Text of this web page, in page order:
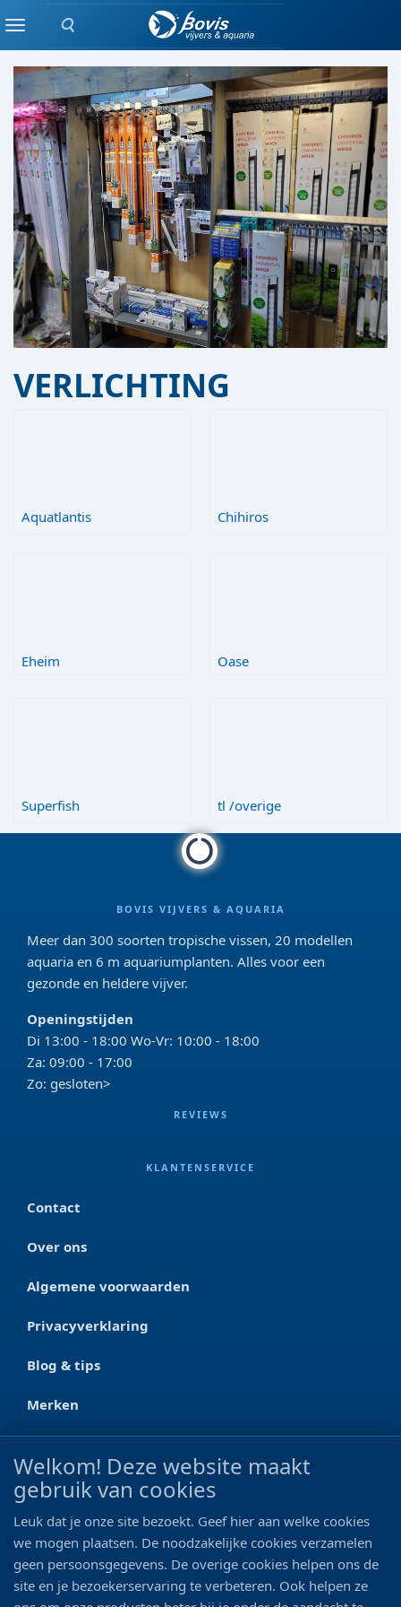
Zoeken
MenuAQUARIUM AFDELING
VERLICHTING
Aquatlantis Chihiros
Eheim Oase
Superfish tl /overige
BOVIS VIJVERS & AQUARIA
Meer dan 300 soorten tropische vissen, 20 modellen
aquaria en 6 m aquariumplanten. Alles voor een
gezonde en heldere vijver.
Openingstijden
Di 13:00 - 18:00 Wo-Vr: 10:00 - 18:00
Za: 09:00 - 17:00
Zo: gesloten>
REVIEWS
KLANTENSERVICE
Contact
Over ons
Algemene voorwaarden
Privacyverklaring
Blog & tips
Merken
CONTACT
Ootmarsumseweg 125a
0546 - 622 990
06 - 11 19 81 42
Welkom! Deze website maakt
gebruik van cookies
Leuk dat je onze site bezoekt. Geef hier aan welke cookies
we mogen plaatsen. De noodzakelijke cookies verzamelen
geen persoonsgegevens. De overige cookies helpen ons de
site en je bezoekerservaring te verbeteren. Ook helpen ze